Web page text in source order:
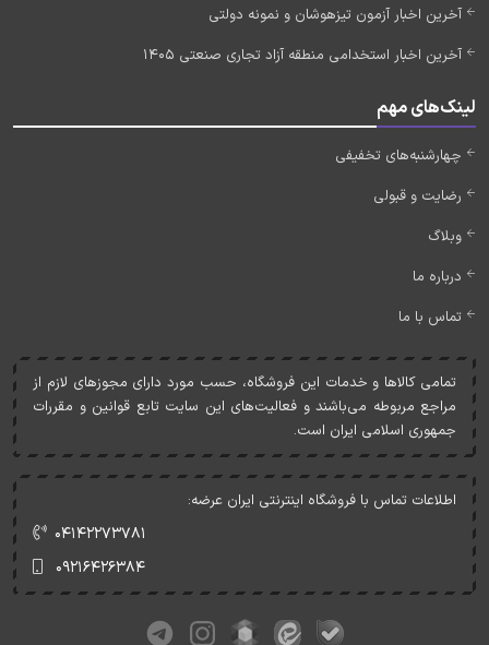
آخرین اخبار آزمون تیزهوشان و نمونه دولتی
آخرین اخبار استخدامی منطقه آزاد تجاری صنعتی 1405
لینک‌های مهم
چهارشنبه‌های تخفیفی
رضایت و قبولی
وبلاگ
درباره ما
تماس با ما
تمامی کالاها و خدمات اين فروشگاه، حسب مورد دارای مجوزهای لازم از
مراجع مربوطه می‌باشند و فعاليت‌های اين سايت تابع قوانين و مقررات
جمهوری اسلامی ايران است.
اطلاعات تماس با فروشگاه اینترنتی ایران عرضه:
۰۴۱۴۲۲۷۳۷۸۱
۰۹۲۱۶۴۲۶۳۸۴